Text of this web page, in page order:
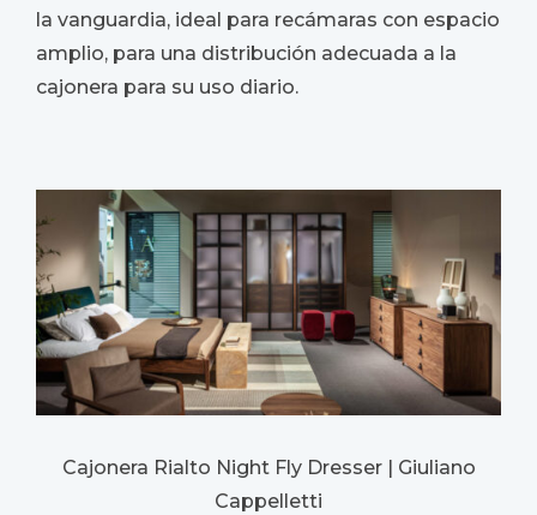
la vanguardia, ideal para recámaras con espacio
amplio, para una distribución adecuada a la
cajonera para su uso diario.
Cajonera Rialto Night Fly Dresser | Giuliano
Cappelletti